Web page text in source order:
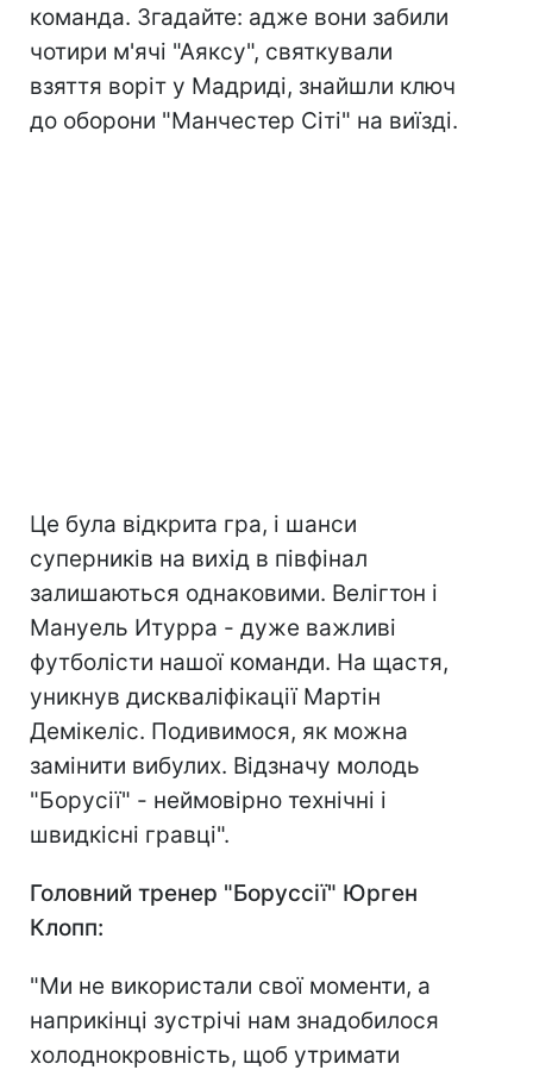
команда. Згадайте: адже вони забили
чотири м'ячі "Аяксу", святкували
взяття воріт у Мадриді, знайшли ключ
до оборони "Манчестер Сіті" на виїзді.
Це була відкрита гра, і шанси
суперників на вихід в півфінал
залишаються однаковими. Велігтон і
Мануель Итурра - дуже важливі
футболісти нашої команди. На щастя,
уникнув дискваліфікації Мартін
Демікеліс. Подивимося, як можна
замінити вибулих. Відзначу молодь
"Борусії" - неймовірно технічні і
швидкісні гравці".
Головний тренер "Боруссії" Юрген
Клопп:
"Ми не використали свої моменти, а
наприкінці зустрічі нам знадобилося
холоднокровність, щоб утримати